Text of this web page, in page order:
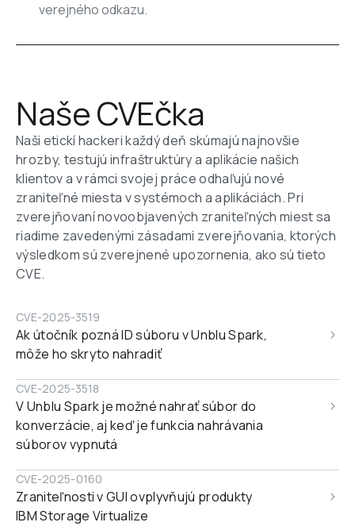
verejného odkazu.
Naše CVEčka
Naši etickí hackeri každý deň skúmajú najnovšie
hrozby, testujú infraštruktúry a aplikácie našich
klientov a v rámci svojej práce odhaľujú nové
zraniteľné miesta v systémoch a aplikáciách. Pri
zverejňovaní novoobjavených zraniteľných miest sa
riadime zavedenými zásadami zverejňovania, ktorých
výsledkom sú zverejnené upozornenia, ako sú tieto
CVE.
CVE-2025-3519
Ak útočník pozná ID súboru v Unblu Spark,
môže ho skryto nahradiť
CVE-2025-3518
V Unblu Spark je možné nahrať súbor do
konverzácie, aj keď je funkcia nahrávania
súborov vypnutá
CVE-2025-0160
Zraniteľnosti v GUI ovplyvňujú produkty
IBM Storage Virtualize